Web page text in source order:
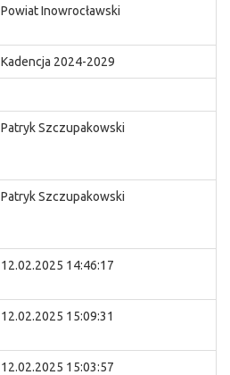
Powiat Inowrocławski
Kadencja 2024-2029
Patryk Szczupakowski
Patryk Szczupakowski
12.02.2025 14:46:17
12.02.2025 15:09:31
12.02.2025 15:03:57